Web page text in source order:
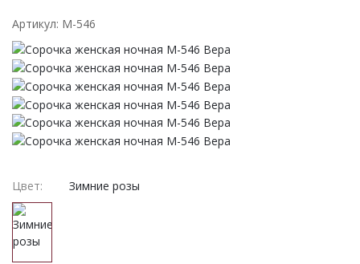
Мужской Ассортимент
Детcкий трикотаж
Женская одежда
Домашняя одежда
Женские спортивные костюмы
Артикул: М-546
Цвет: Зимние розы